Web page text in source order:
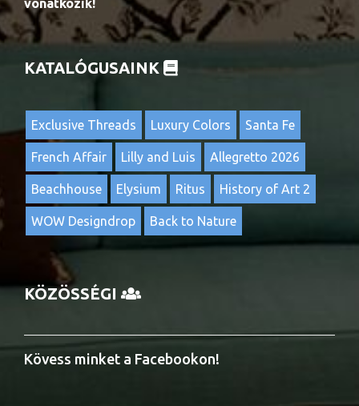
vonatkozik!
KATALÓGUSAINK
Exclusive Threads Luxury Colors Santa Fe
French Affair Lilly and Luis Allegretto 2026
Beachhouse Elysium Ritus History of Art 2
WOW Designdrop Back to Nature
KÖZÖSSÉGI
Kövess minket a Facebookon!